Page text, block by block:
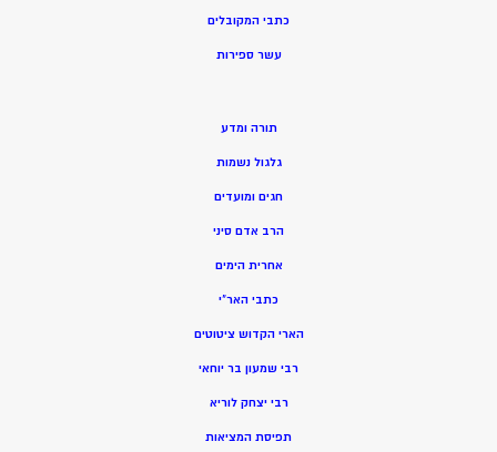
כתבי המקובלים
עשר ספירות
תורה ומדע
גלגול נשמות
חגים ומועדים
הרב אדם סיני
אחרית הימים
כתבי האר”י
הארי הקדוש ציטוטים
רבי שמעון בר יוחאי
רבי יצחק לוריא
תפיסת המציאות